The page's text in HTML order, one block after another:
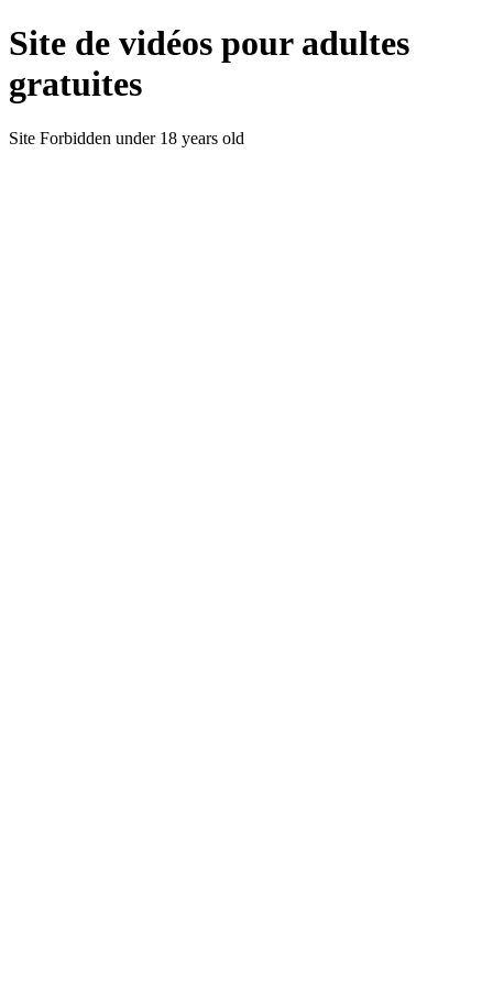
Site de vidéos pour adultes
gratuites
Site Forbidden under 18 years old